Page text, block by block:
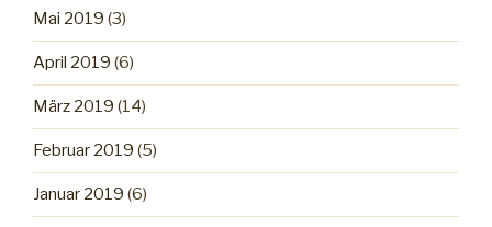
Mai 2019 (3)
April 2019 (6)
März 2019 (14)
Februar 2019 (5)
Januar 2019 (6)